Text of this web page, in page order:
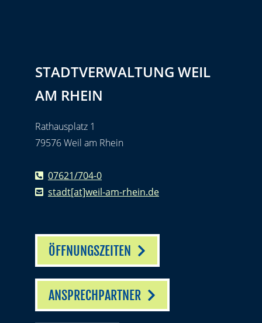
STADTVERWALTUNG WEIL
AM RHEIN
Rathausplatz 1
79576 Weil am Rhein
07621/704-0
stadt[at]weil-am-rhein.de
ÖFFNUNGSZEITEN
ANSPRECHPARTNER